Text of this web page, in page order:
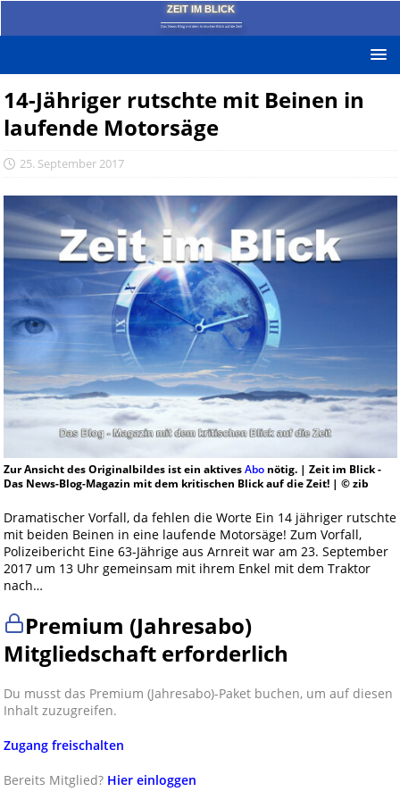
ZEIT IM BLICK
Das News-Blog mit dem kritischen Blick auf die Zeit!
14-Jähriger rutschte mit Beinen in
laufende Motorsäge
25. September 2017
Zur Ansicht des Originalbildes ist ein aktivesAbonötig. | Zeit im Blick -
Das News-Blog-Magazin mit dem kritischen Blick auf die Zeit! | © zib
Dramatischer Vorfall, da fehlen die Worte Ein 14 jähriger rutschte
mit beiden Beinen in eine laufende Motorsäge! Zum Vorfall,
Polizeibericht Eine 63-Jährige aus Arnreit war am 23. September
2017 um 13 Uhr gemeinsam mit ihrem Enkel mit dem Traktor
nach…
Premium (Jahresabo)
Mitgliedschaft erforderlich
Du musst das Premium (Jahresabo)-Paket buchen, um auf diesen
Inhalt zuzugreifen.
Zugang freischalten
Bereits Mitglied? Hier einloggen